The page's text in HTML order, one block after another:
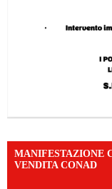
MANIFESTAZIONE
VENDITA CONAD